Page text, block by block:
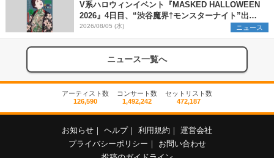
V系ハロウィンイベント『MASKED HALLOWEEN
2026』4日目、“渋谷魔界†モンスターナイト”出演6
組を発表
2026/08/05 (水) ニュース
ニュース一覧へ
アーティスト数
126,590
コンサート数
1,492,242
セットリスト数
472,187
お知らせ ｜ ヘルプ｜ 利用規約 ｜ 運営会社
プライバシーポリシー ｜
お問い合わせ